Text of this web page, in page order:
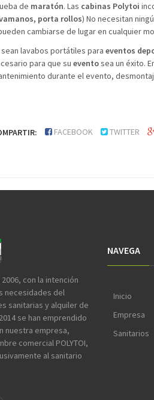
de maratón. Las cabinas Polytoi
porta rollos) No necesitan
cambiarse de lugar en cualquier
sean lavabos portátiles para eventos
para que su eventosea un éxito.
durante el evento,
FACEBOOK TWITTER
con la intención
necesidades del
sanitarias y alquiler de
se han emprendido
nuestra empresa,
comercial POLYTOI,
al sanitario
NAVEGA
Inicio
Empresa
Sanitarios